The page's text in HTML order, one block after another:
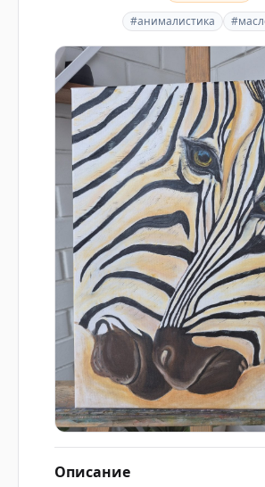
#анималистика
Описание